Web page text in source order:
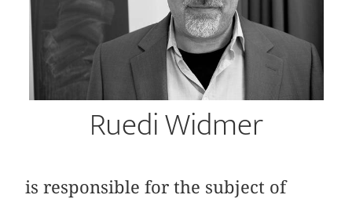
Ruedi Widmer
is responsible for the subject of